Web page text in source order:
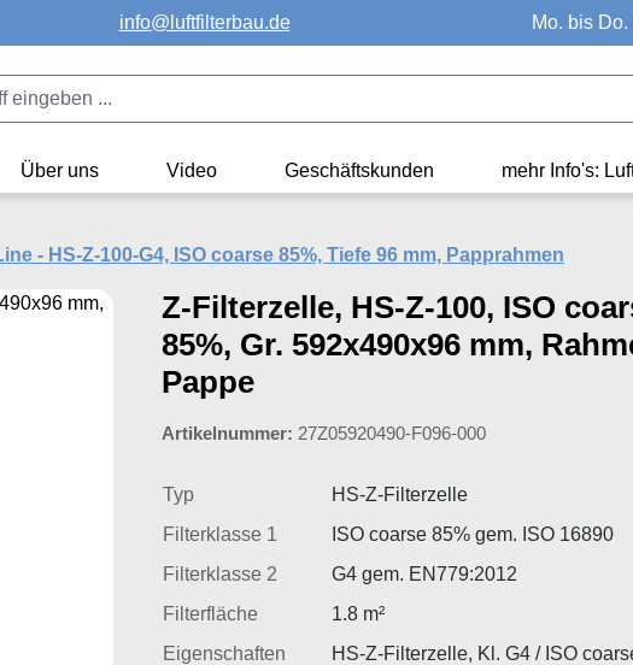
info@luftfilterbau.de Mo. bis
Über uns Video Geschäftskunden mehr Info's:
- HS-Z-100-G4, ISO coarse 85%, Tiefe 96 mm, Papprahmen
Z-Filterzelle, HS-Z-100, ISO
85%, Gr. 592x490x96 mm,
Pappe
Artikelnummer: 27Z05920490-F096-000
Typ
HS-Z-Filterzelle
Filterklasse 1
ISO coarse 85% gem. ISO 16890
Filterklasse 2
G4 gem. EN779:2012
Filterfläche
1.8 m²
Eigenschaften
HS-Z-Filterzelle, Kl. G4 / ISO